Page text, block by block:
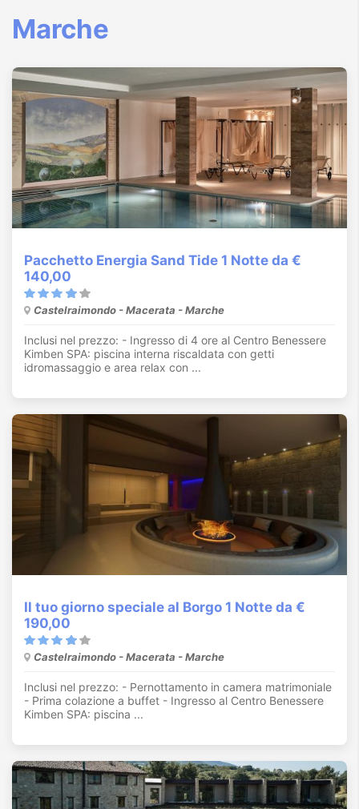
Marche
Pacchetto Energia Sand Tide 1 Notte da €
140,00
Castelraimondo - Macerata - Marche
Inclusi nel prezzo: - Ingresso di 4 ore al Centro Benessere
Kimben SPA: piscina interna riscaldata con getti
idromassaggio e area relax con ...
Il tuo giorno speciale al Borgo 1 Notte da €
190,00
Castelraimondo - Macerata - Marche
Inclusi nel prezzo: - Pernottamento in camera matrimoniale
- Prima colazione a buffet - Ingresso al Centro Benessere
Kimben SPA: piscina ...